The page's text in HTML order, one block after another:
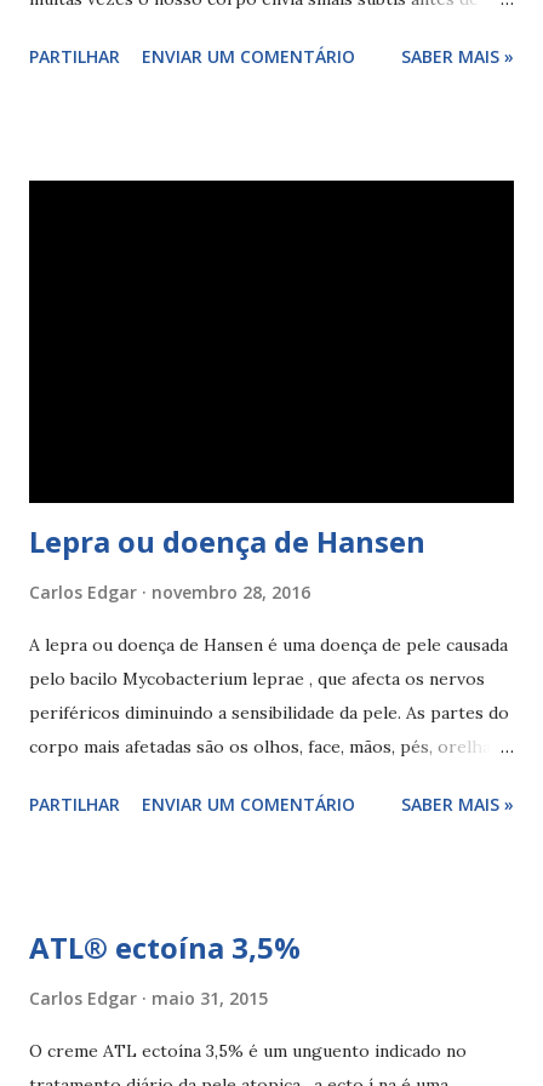
essenciais e, paradoxalmente, um dos mais negligenciados
PARTILHAR ENVIAR UM COMENTÁRIO SABER MAIS »
Lepra ou doença de Hansen
Carlos Edgar novembro 28, 2016
A lepra ou doença de Hansen é uma doença de pele causada
pelo bacilo Mycobacterium leprae , que afecta os nervos
periféricos diminuindo a sensibilidade da pele. As partes do
corpo mais afetadas são os olhos, face, mãos, pés, orelhas,
Mycobacterium leprae é bastante contagioso podendo
tratado. Sinais e sintomas da lepra Um dos primeiros
nessa zona do corpo, acompanhadas de dor, edema e
PARTILHAR ENVIAR UM COMENTÁRIO SABER MAIS »
ATL® ectoína 3,5%
Carlos Edgar maio 31, 2015
O creme ATL ectoína 3,5% é um unguento indicado no